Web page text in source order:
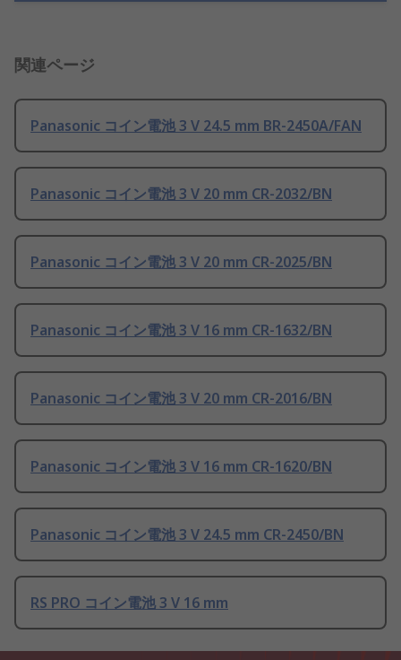
関連ページ
Panasonic コイン電池 3 V 24.5 mm BR-2450A/FAN
Panasonic コイン電池 3 V 20 mm CR-2032/BN
Panasonic コイン電池 3 V 20 mm CR-2025/BN
Panasonic コイン電池 3 V 16 mm CR-1632/BN
Panasonic コイン電池 3 V 20 mm CR-2016/BN
Panasonic コイン電池 3 V 16 mm CR-1620/BN
Panasonic コイン電池 3 V 24.5 mm CR-2450/BN
RS PRO コイン電池 3 V 16 mm